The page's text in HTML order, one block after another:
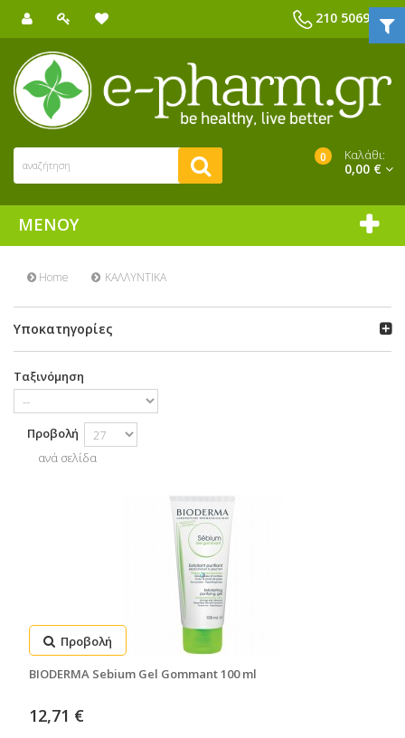
210 5069039
0 Καλάθι:
0,00 €
ΜΕΝΟΎ
Home ΚΑΛΛΥΝΤΙΚΑ
Υποκατηγορίες
Ταξινόμηση
Προβολή
ανά σελίδα
Προβολή
BIODERMA Sebium Gel Gommant 100 ml
12,71 €